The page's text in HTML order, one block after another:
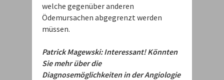
welche gegenüber anderen
Ödemursachen abgegrenzt werden
müssen.
Patrick Magewski: Interessant! Könnten
Sie mehr über die
Diagnosemöglichkeiten in der Angiologie